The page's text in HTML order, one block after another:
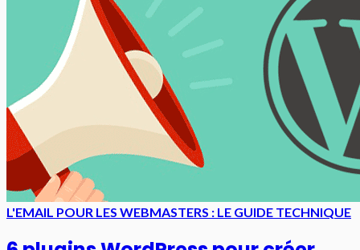
L'EMAIL POUR LES WEBMASTERS : LE GUIDE TECHNIQUE